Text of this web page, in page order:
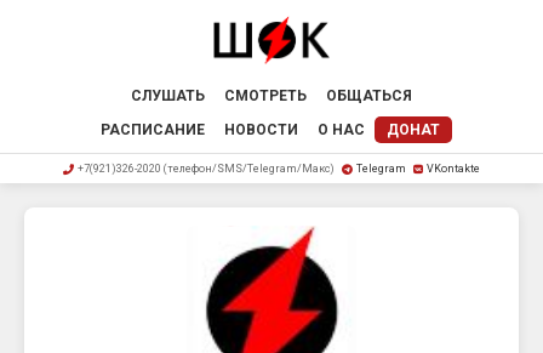
СЛУШАТЬ СМОТРЕТЬ
ОБЩАТЬСЯ
РАСПИСАНИЕ
НОВОСТИ О НАС ДОНАТ
+7(921)326-2020 (телефон/SMS/Telegram/Макс) Telegram VKontakte